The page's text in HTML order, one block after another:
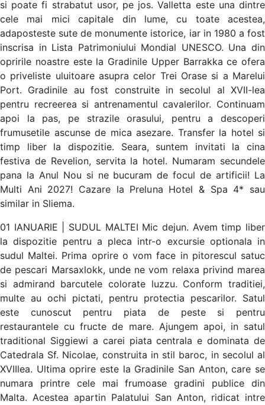
si poate fi strabatut usor, pe jos. Valletta este una dintre
cele mai mici capitale din lume, cu toate acestea,
adaposteste sute de monumente istorice, iar in 1980 a fost
inscrisa in Lista Patrimoniului Mondial UNESCO. Una din
opririle noastre este la Gradinile Upper Barrakka ce ofera
o priveliste uluitoare asupra celor Trei Orase si a Marelui
Port. Gradinile au fost construite in secolul al XVII-lea
pentru recreerea si antrenamentul cavalerilor. Continuam
apoi la pas, pe strazile orasului, pentru a descoperi
frumusetile ascunse de mica asezare. Transfer la hotel si
timp liber la dispozitie. Seara, suntem invitati la cina
festiva de Revelion, servita la hotel. Numaram secundele
pana la Anul Nou si ne bucuram de focul de artificii! La
Multi Ani 2027! Cazare la Preluna Hotel & Spa 4* sau
similar in Sliema.
01 IANUARIE | SUDUL MALTEI Mic dejun. Avem timp liber
la dispozitie pentru a pleca intr-o excursie optionala in
sudul Maltei. Prima oprire o vom face in pitorescul satuc
de pescari Marsaxlokk, unde ne vom relaxa privind marea
si admirand barcutele colorate luzzu. Conform traditiei,
multe au ochi pictati, pentru protectia pescarilor. Satul
este cunoscut pentru piata de peste si pentru
restaurantele cu fructe de mare. Ajungem apoi, in satul
traditional Siggiewi a carei piata centrala e dominata de
Catedrala Sf. Nicolae, construita in stil baroc, in secolul al
XVIIlea. Ultima oprire este la Gradinile San Anton, care se
numara printre cele mai frumoase gradini publice din
Malta. Acestea apartin Palatului San Anton, ridicat intre